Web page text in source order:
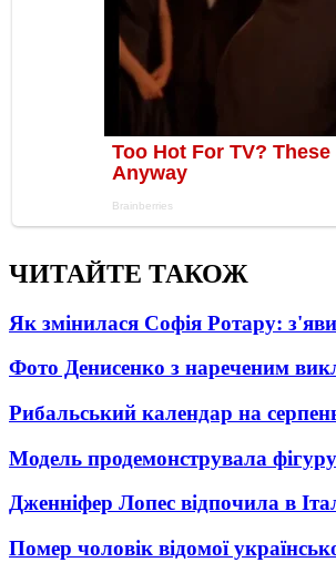
ЧИТАЙТЕ ТАКОЖ
Як змінилася Софія Ротару:
Фото Денисенко з нареченим
Рибальський календар на
Модель продемонструвала
Дженніфер Лопес відпочила в
Помер чоловік відомої